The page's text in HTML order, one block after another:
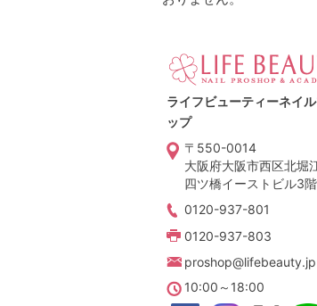
ライフビューティーネイ
ップ
〒550-0014
大阪府大阪市西区北堀
四ツ橋イーストビル3階
0120-937-801
0120-937-803
proshop@lifebeauty.jp
10:00～18:00